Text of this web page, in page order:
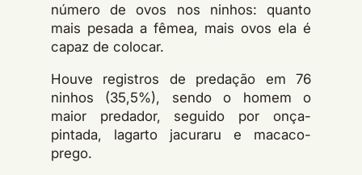
número de ovos nos ninhos: quanto
mais pesada a fêmea, mais ovos ela é
capaz de colocar.
Houve registros de predação em 76
ninhos (35,5%), sendo o homem o
maior predador, seguido por onça-
pintada, lagarto jacuraru e macaco-
prego.